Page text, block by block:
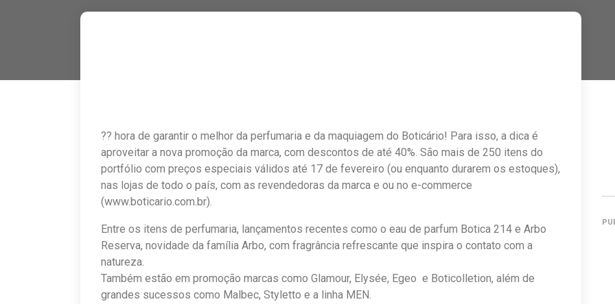
?? hora de garantir o melhor da perfumaria e da maquiagem do Boticário! Para isso, a dica é
aproveitar a nova promoção da marca, com descontos de até 40%. São mais de 250 itens do
portfólio com preços especiais válidos até 17 de fevereiro (ou enquanto durarem os estoques),
nas lojas de todo o país, com as revendedoras da marca e ou no e-commerce
(www.boticario.com.br).
Entre os itens de perfumaria, lançamentos recentes como o eau de parfum Botica 214 e Arbo
Reserva, novidade da família Arbo, com fragrância refrescante que inspira o contato com a
natureza.
Também estão em promoção marcas como Glamour, Elysée, Egeo e Boticolletion, além de
grandes sucessos como Malbec, Styletto e a linha MEN.